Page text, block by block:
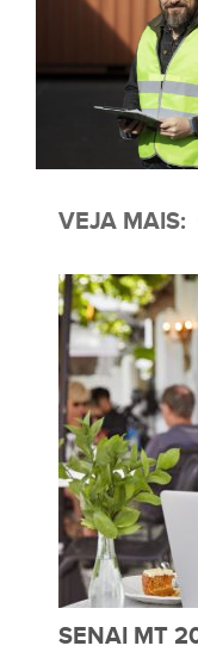
VEJA MAIS:
SENAI MT